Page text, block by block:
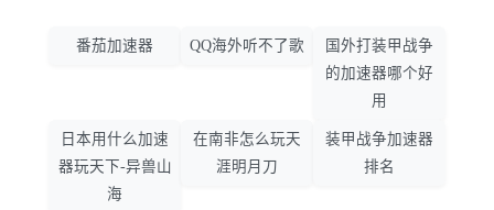
番茄加速器 QQ海外听不了歌
国外打装甲战争
的加速器哪个好
用
日本用什么加速
器玩天下-异兽山
海
在南非怎么玩天
涯明月刀
装甲战争加速器
排名